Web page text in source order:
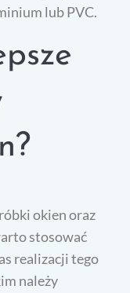
lub PVC.
okien oraz
stosować
realizacji tego
należy